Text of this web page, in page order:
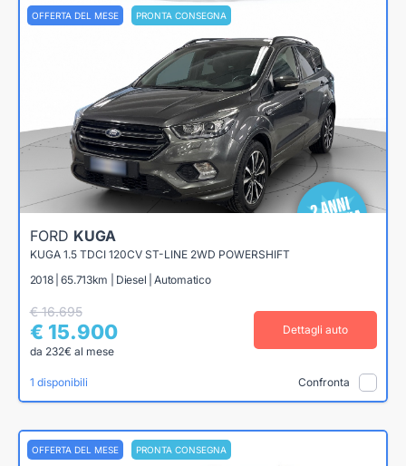
OFFERTA DEL MESE PRONTA CONSEGNA
FORD KUGA
KUGA 1.5 TDCI 120CV ST-LINE 2WD POWERSHIFT
2018 | 65.713km | Diesel | Automatico
€ 16.695
€ 15.900
da 232€ al mese
Dettagli auto
1 disponibili Confronta
OFFERTA DEL MESE PRONTA CONSEGNA